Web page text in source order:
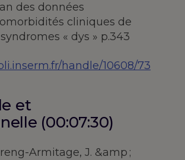
des données
cliniques de
« dys » p.343
handle/10608/73
et
(00:07:30)
Armitage, J. &amp ;